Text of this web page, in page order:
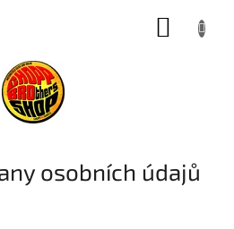
osobních údajů